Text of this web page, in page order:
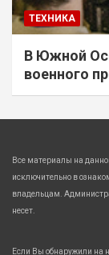
ТЕХНИКА
В Южной
военного
Все материалы на
исключительно в
владельцам.
несет.
Если Вы обнаружили на